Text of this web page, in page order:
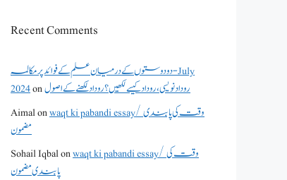
Recent Comments
دو دوستوں کے درمیان علم کے فوائد پر مکالمہ - July
2024onروداد نویسی ،روداد کیسے لکھیں؟ روداد لکھنے کے اصول
Aimalonwaqt ki pabandi essay/ وقت کی پابندی
مضمون
Sohail Iqbalonwaqt ki pabandi essay/ وقت کی
پابندی مضمون